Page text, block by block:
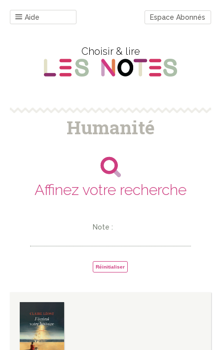
Aide Espace Abonnés
Choisir & lire
Humanité
Affinez votre recherche
Note :
Réinitialiser